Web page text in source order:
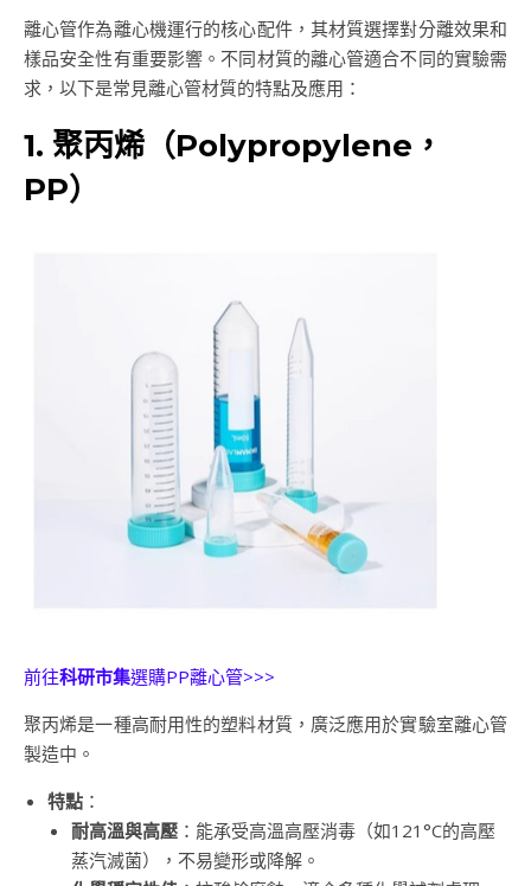
離心管作為離心機運行的核心配件，其材質選擇對分離效果和
樣品安全性有重要影響。不同材質的離心管適合不同的實驗需
求，以下是常見離心管材質的特點及應用：
1. 聚丙烯（Polypropylene，
PP）
前往科研市集選購PP離心管>>>
聚丙烯是一種高耐用性的塑料材質，廣泛應用於實驗室離心管
製造中。
特點 ：
耐高溫與高壓 ：能承受高溫高壓消毒（如121°C的高壓
蒸汽滅菌），不易變形或降解。